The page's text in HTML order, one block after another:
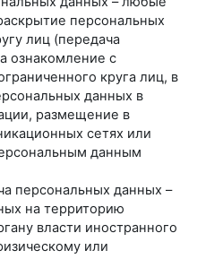
персональных
лиц (передача
ознакомление с
круга лиц, в
данных в
размещение в
сетях или
данным
персональных данных –
на территорию
власти иностранного
или